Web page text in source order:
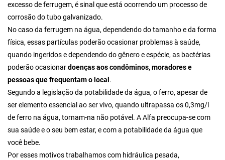
excesso de ferrugem, é sinal que está ocorrendo um processo de
corrosão do tubo galvanizado.
No caso da ferrugem na água, dependendo do tamanho e da forma
física, essas partículas poderão ocasionar problemas à saúde,
quando ingeridos e dependendo do gênero e espécie, as bactérias
poderão ocasionardoenças aos condôminos, moradores e
pessoas que frequentam o local .
Segundo a legislação da potabilidade da água, o ferro, apesar de
ser elemento essencial ao ser vivo, quando ultrapassa os 0,3mg/l
de ferro na água, tornam-na não potável. A Alfa preocupa-se com
sua saúde e o seu bem estar, e com a potabilidade da água que
você bebe.
Por esses motivos trabalhamos com hidráulica pesada,